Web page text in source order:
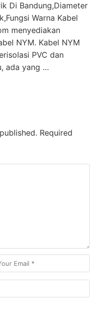
Di Bandung,Diameter
Warna Kabel
menyediakan
NYM. Kabel NYM
PVC dan
ada yang …
Required